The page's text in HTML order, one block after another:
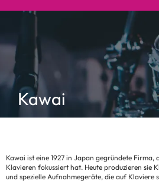
Kawai
Kawai ist eine 1927 in Japan gegründete Firma,
Klavieren fokussiert hat. Heute produzieren sie
und spezielle Aufnahmegeräte, die auf Klaviere